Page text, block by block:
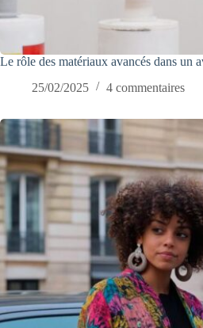
Le rôle des matériaux avancés dans un
25/02/2025
4 commentaires